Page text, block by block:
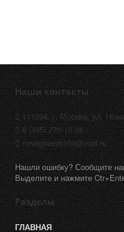
Наши контакты
111394, г. Москва, ул.
8 (495) 770-10-28
novogireevo100@mail.ru
Нашли ошибку? Сообщите
Выделите и нажмите
Разделы
ГЛАВНАЯ